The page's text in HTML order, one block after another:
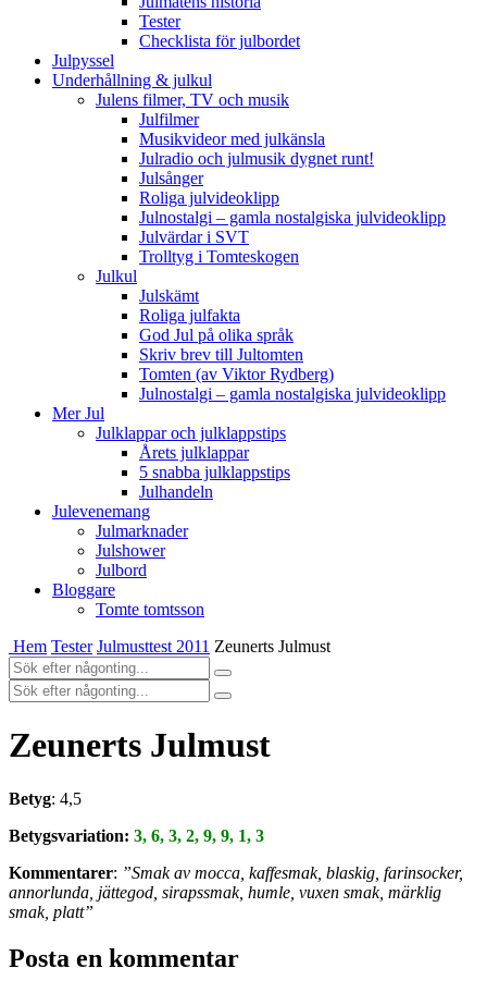
Tester
Checklista för julbordet
Julpyssel
Underhållning & julkul
Julens filmer, TV och musik
Julfilmer
Musikvideor med julkänsla
Julradio och julmusik dygnet runt!
Julsånger
Roliga julvideoklipp
Julnostalgi – gamla nostalgiska julvideoklipp
Julvärdar i SVT
Trolltyg i Tomteskogen
Julkul
Julskämt
Roliga julfakta
God Jul på olika språk
Skriv brev till Jultomten
Tomten (av Viktor Rydberg)
Julnostalgi – gamla nostalgiska julvideoklipp
Mer Jul
Julklappar och julklappstips
Årets julklappar
5 snabba julklappstips
Julhandeln
Julevenemang
Julmarknader
Julshower
Julbord
Bloggare
Tomte tomtsson
Hem Tester Julmusttest 2011 Zeunerts Julmust
Zeunerts Julmust
Betyg: 4,5
Betygsvariation: 3, 6, 3, 2, 9, 9, 1, 3
Kommentarer: ”Smak av mocca, kaffesmak, blaskig, farinsocker,
annorlunda, jättegod, sirapssmak, humle, vuxen smak, märklig
smak, platt”
Posta en kommentar